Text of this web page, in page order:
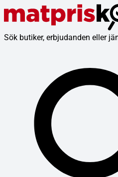
Sök butiker, erbjudanden eller